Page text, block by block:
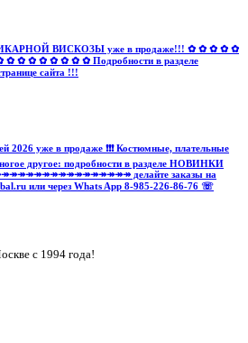
ВИСКОЗЫ уже в продаже!!! ✿ ✿ ✿ ✿ ✿
✿ ✿ ✿ ✿ ✿ ✿ Подробности в разделе
сайта !!!
2026 уже в продаже ❗️❗️❗️ Костюмные, плательные
другое: подробности в разделе НОВИНКИ
делайте заказы на
или через Whats App 8-985-226-86-76 ☏
с 1994 года!